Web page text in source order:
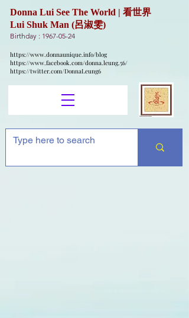
Donna Lui See The World | 看世界
Lui Shuk Man (呂淑雯)
Birthday : 1967-05-24
https://www.donnaunique.info/blog
https://www.facebook.com/donna.leung.56/
https://twitter.com/DonnaLeung6